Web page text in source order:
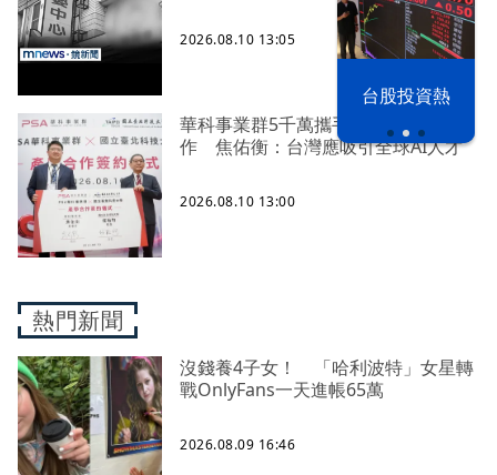
台股投資熱
2026.08.10 13:05
華科事業群5千萬攜手北科大產學合
作 焦佑衡：台灣應吸引全球AI人才
2026.08.10 13:00
熱門新聞
沒錢養4子女！ 「哈利波特」女星轉
戰OnlyFans一天進帳65萬
2026.08.09 16:46